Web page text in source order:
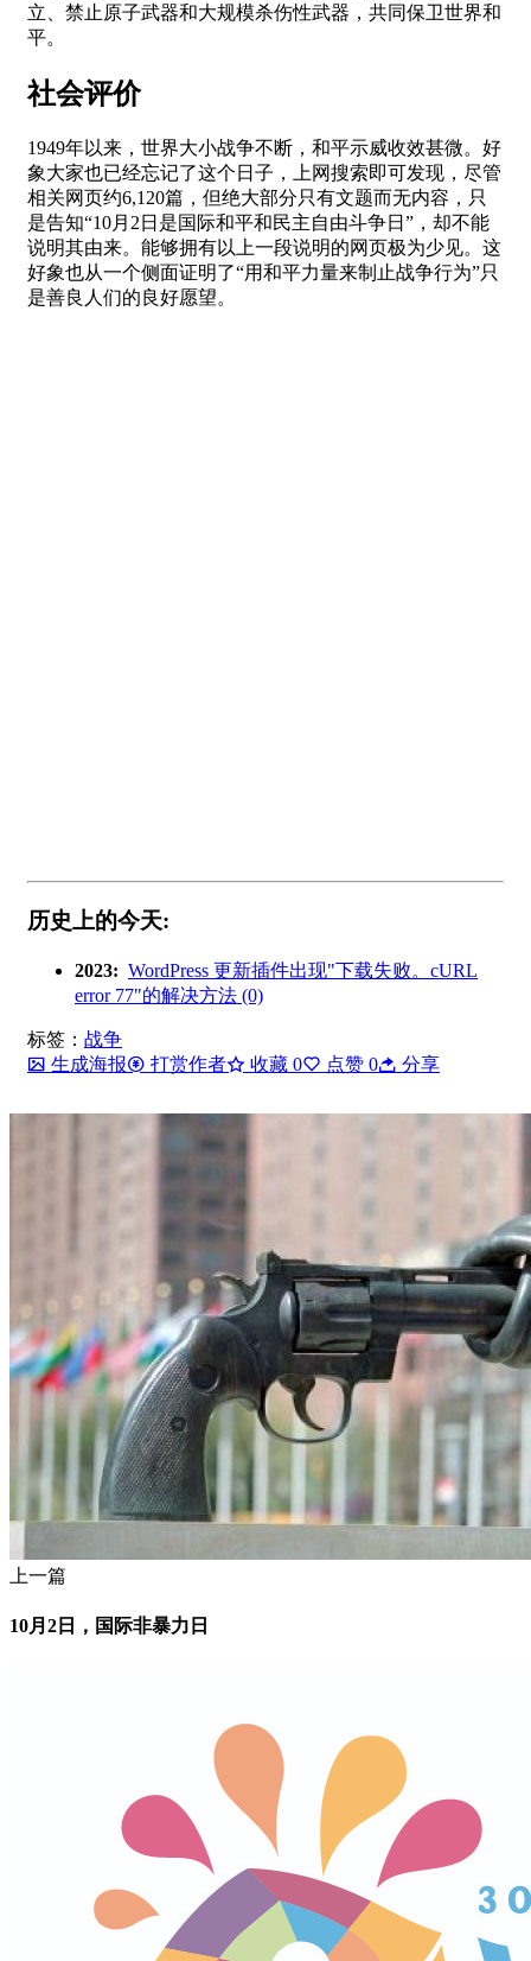
立、禁止原子武器和大规模杀伤性武器，共同保卫世界和
平。
社会评价
1949年以来，世界大小战争不断，和平示威收效甚微。好
象大家也已经忘记了这个日子，上网搜索即可发现，尽管
相关网页约6,120篇，但绝大部分只有文题而无内容，只
是告知“10月2日是国际和平和民主自由斗争日”，却不能
说明其由来。能够拥有以上一段说明的网页极为少见。这
好象也从一个侧面证明了“用和平力量来制止战争行为”只
是善良人们的良好愿望。
历史上的今天:
2023: WordPress 更新插件出现"下载失败。cURL
error 77"的解决方法 (0)
标签： 战争
生成海报
打赏作者 收藏 0 点赞 0 分享
上一篇
10月2日，国际非暴力日